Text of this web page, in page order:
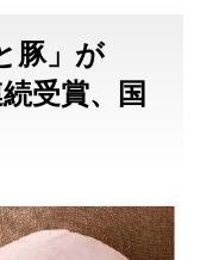
豚」が
受賞、国